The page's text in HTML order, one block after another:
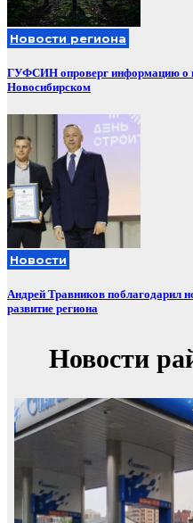
Новости региона
ГУФСИН опроверг информацию о
Новосибирском
Новости
Андрей Травников поблагодарил
развитие региона